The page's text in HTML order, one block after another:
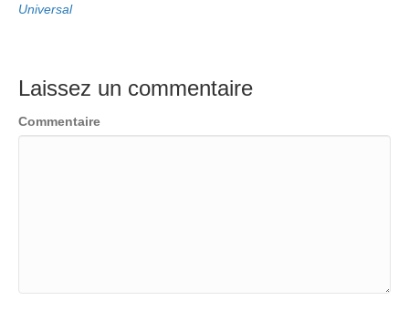
Universal
Laissez un commentaire
Commentaire